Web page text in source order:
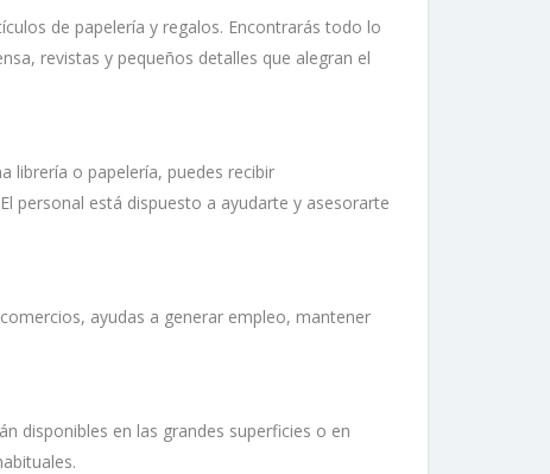
de papelería y regalos. Encontrarás todo lo
revistas y pequeños detalles que alegran el
librería o papelería, puedes recibir
personal está dispuesto a ayudarte y asesorarte
ayudas a generar empleo, mantener
disponibles en las grandes superficies o en